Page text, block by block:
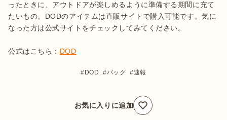
ったときに、アウトドアが楽しめるように準備する期間に充て
たいもの。DODのアイテムは直販サイトで購入可能です。気に
なった方は公式サイトをチェックしてみてください。
公式はこちら： DOD
DOD バッグ 速報
お気に入りに追加